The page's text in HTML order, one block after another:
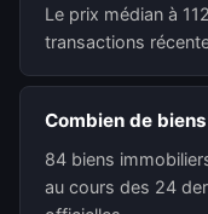
Le prix médian à
transactions
Combien de
84 biens
au cours des 24